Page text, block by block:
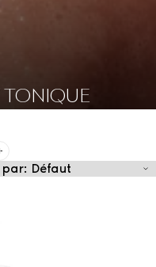
TONIQUE